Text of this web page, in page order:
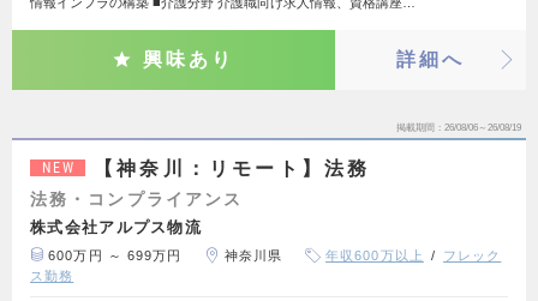
興味あり 詳細へ
掲載期間 26/08/06～26/08/19
NEW 【神奈川：リモート】法務
法務・コンプライアンス
株式会社アルプス物流
600万円 ～ 699万円 神奈川県 年収600万以上
フレック
ス勤務